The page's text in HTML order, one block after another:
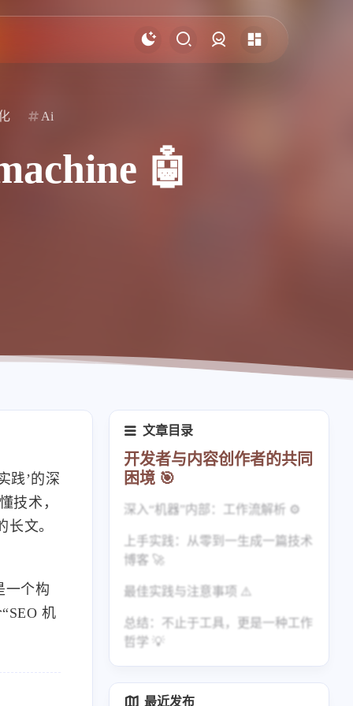
登录
Ai
🤖
践’的深
技术，
文。
一个构
机
文章目录
开发者与内容创作者的共同
困境 🎯
深入“机器”内部：工作流解析 ⚙️
1. 结构化的工作阶段
上手实践：从零到一生成一篇技术
博客 🚀
步骤 1：克隆与初始化
步骤 2：启动研究阶段
最佳实践与注意事项 ⚠️
最佳实践（Do‘s）
总结：不止于工具，更是一种工作
哲学 💡
最近发布